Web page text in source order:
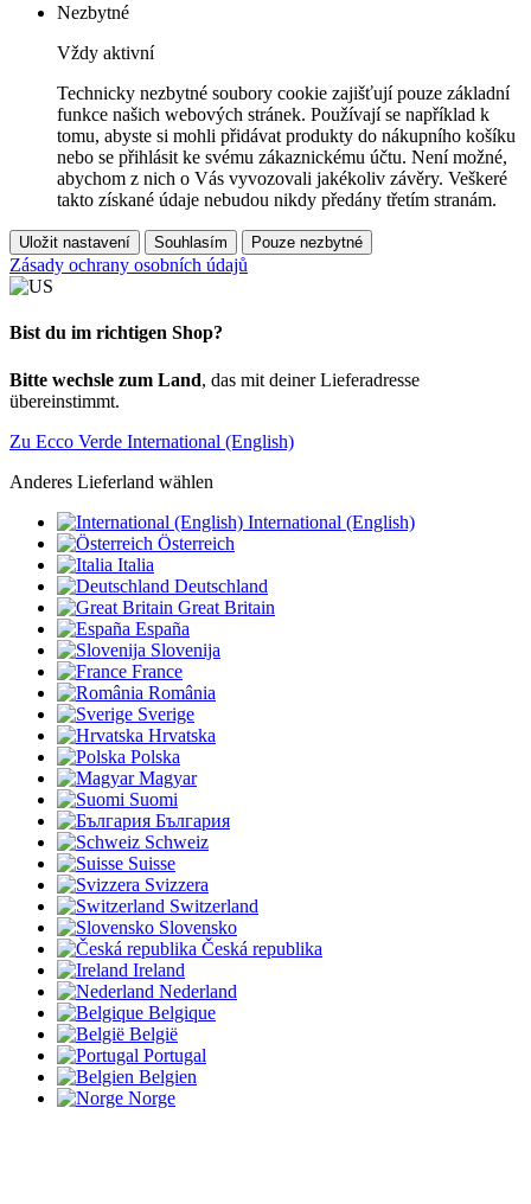
Nezbytné
Vždy aktivní
Technicky nezbytné soubory cookie zajišťují pouze základní
funkce našich webových stránek. Používají se například k
tomu, abyste si mohli přidávat produkty do nákupního košíku
nebo se přihlásit ke svému zákaznickému účtu. Není možné,
abychom z nich o Vás vyvozovali jakékoliv závěry. Veškeré
takto získané údaje nebudou nikdy předány třetím stranám.
Uložit nastavení Souhlasím Pouze nezbytné
Zásady ochrany osobních údajů
Bist du im richtigen Shop?
Bitte wechsle zum Land, das mit deiner Lieferadresse
übereinstimmt.
Zu Ecco Verde International (English)
Anderes Lieferland wählen
International (English)
Österreich
Italia
Deutschland
Great Britain
España
Slovenija
France
România
Sverige
Hrvatska
Polska
Magyar
Suomi
България
Schweiz
Suisse
Svizzera
Switzerland
Slovensko
Česká republika
Ireland
Nederland
Belgique
België
Portugal
Belgien
Norge